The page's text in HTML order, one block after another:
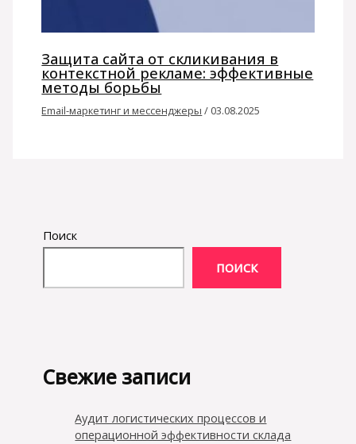
Защита сайта от скликивания в
контекстной рекламе: эффективные
методы борьбы
Email-маркетинг и мессенджеры / 03.08.2025
Поиск
ПОИСК
Свежие записи
Аудит логистических процессов и
операционной эффективности склада